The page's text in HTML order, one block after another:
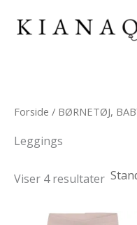
Forside / BØRNETØJ,
Leggings
Viser 4 resultater